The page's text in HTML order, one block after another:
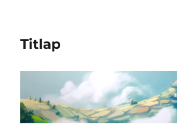
Titlap